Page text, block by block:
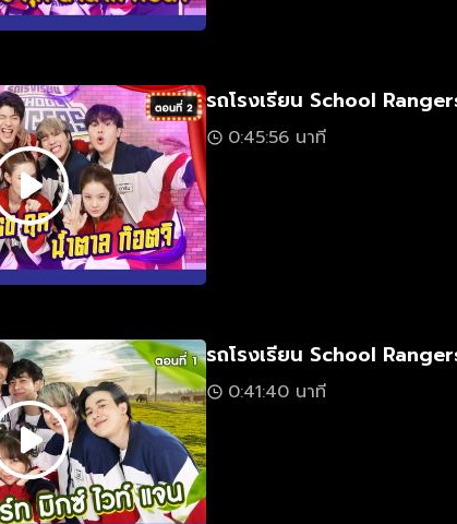
รถโรงเรียน School
0:45:56 นาที
รถโรงเรียน School
0:41:40 นาที